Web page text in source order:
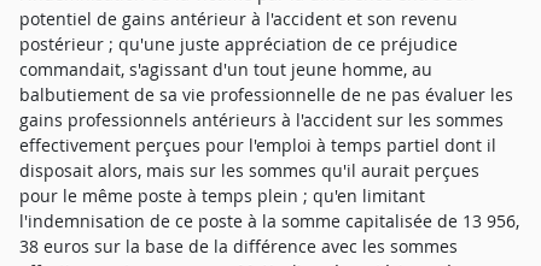
potentiel de gains antérieur à l'accident et son revenu
postérieur ; qu'une juste appréciation de ce préjudice
commandait, s'agissant d'un tout jeune homme, au
balbutiement de sa vie professionnelle de ne pas évaluer les
gains professionnels antérieurs à l'accident sur les sommes
effectivement perçues pour l'emploi à temps partiel dont il
disposait alors, mais sur les sommes qu'il aurait perçues
pour le même poste à temps plein ; qu'en limitant
l'indemnisation de ce poste à la somme capitalisée de 13 956,
38 euros sur la base de la différence avec les sommes